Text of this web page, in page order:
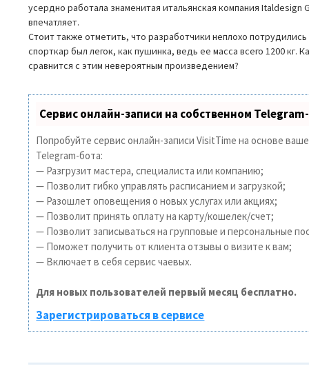
усердно работала знаменитая итальянская компания Italdesign
впечатляет.
Стоит также отметить, что разработчики неплохо
спорткар был легок, как пушинка, ведь ее масса всего 1200 кг.
сравнится с этим невероятным произведением?
Сервис онлайн-записи на собственном
Попробуйте сервис онлайн-записи VisitTime на основе
Telegram-бота:
— Разгрузит мастера, специалиста или компанию;
— Позволит гибко управлять расписанием и загрузкой;
— Разошлет оповещения о новых услугах или акциях;
— Позволит принять оплату на карту/кошелек/счет;
— Позволит записываться на групповые и персональные
— Поможет получить от клиента отзывы о визите к вам;
— Включает в себя сервис чаевых.
Для новых пользователей первый месяц бесплатно.
Зарегистрироваться в сервисе